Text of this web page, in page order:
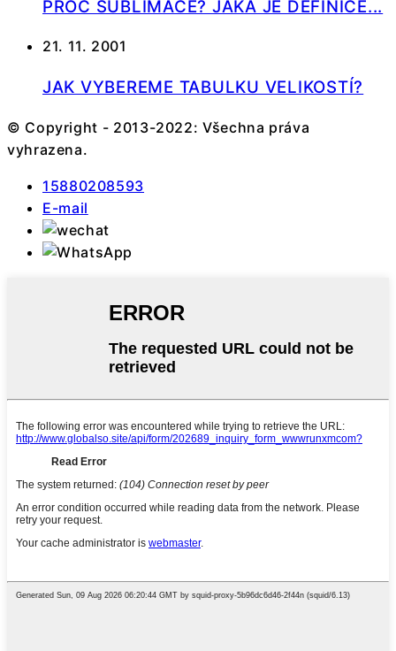
PROČ SUBLIMACE? JAKÁ JE DEFINICE...
21. 11. 2001
JAK VYBEREME TABULKU VELIKOSTÍ?
© Copyright - 2013-2022: Všechna práva
vyhrazena.
15880208593
E-mail